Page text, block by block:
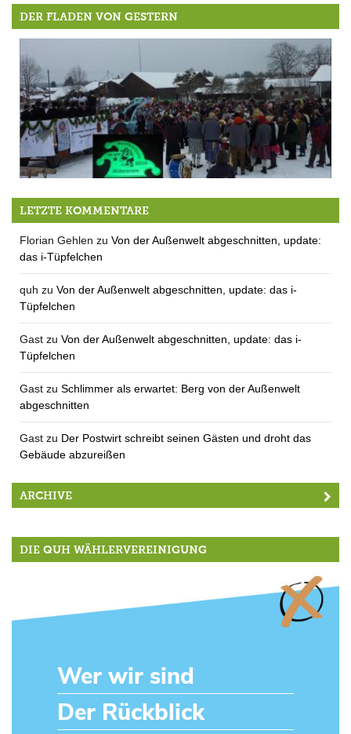
DER FLADEN VON GESTERN
Köln? Düsseldorf??Meenz???
LETZTE KOMMENTARE
Florian Gehlen zu Von der Außenwelt abgeschnitten, update:
das i-Tüpfelchen
quh zu Von der Außenwelt abgeschnitten, update: das i-
Tüpfelchen
Gast zu Von der Außenwelt abgeschnitten, update: das i-
Tüpfelchen
Gast zu Schlimmer als erwartet: Berg von der Außenwelt
abgeschnitten
Gast zu Der Postwirt schreibt seinen Gästen und droht das
Gebäude abzureißen
ARCHIVE
DIE QUH WÄHLERVEREINIGUNG
Wer wir sind
Der Rückblick